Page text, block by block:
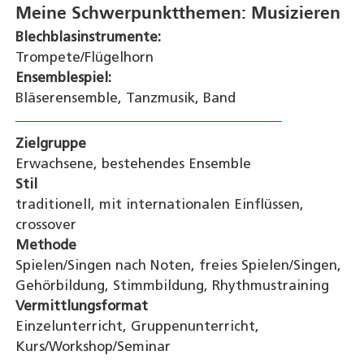
Meine Schwerpunktthemen: Musizieren
Blechblasinstrumente:
Trompete/Flügelhorn
Ensemblespiel:
Bläserensemble, Tanzmusik, Band
Zielgruppe
Erwachsene, bestehendes Ensemble
Stil
traditionell, mit internationalen Einflüssen,
crossover
Methode
Spielen/Singen nach Noten, freies Spielen/Singen,
Gehörbildung, Stimmbildung, Rhythmustraining
Vermittlungsformat
Einzelunterricht, Gruppenunterricht,
Kurs/Workshop/Seminar